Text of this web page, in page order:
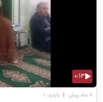
0:13
۸ ماه پیش | بازدید: 1